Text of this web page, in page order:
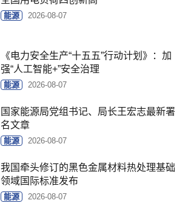
能源 2026-08-07
《电力安全生产“十五五”行动计划》：加
强“人工智能+”安全治理
能源 2026-08-07
国家能源局党组书记、局长王宏志最新署
名文章
能源 2026-08-07
我国牵头修订的黑色金属材料热处理基础
领域国际标准发布
能源 2026-08-07